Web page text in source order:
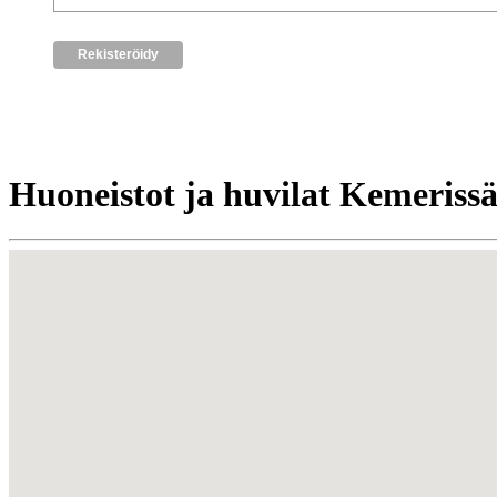
Huoneistot ja huvilat Kemerissä